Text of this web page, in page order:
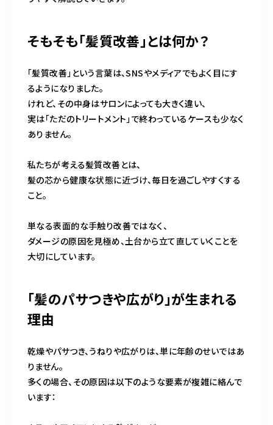
そもそも「髪質改善」とは何か？
「髪質改善」という言葉は、SNSやメディアでもよく目にす
るようになりました。
けれど、その中身はサロンによっても大きく違い、
実は「ただのトリートメント」で終わっているケースも少なく
ありません。
私たちが考える髪質改善とは、
髪の芯から健康な状態に近づけ、毎日を過ごしやすくする
こと。
単なる表面的な手触り改善ではなく、
ダメージの原因を見極め、土台から立て直していくことを
大切にしています。
「髪のパサつきや広がり」が生まれる
理由
乾燥やパサつき、うねりや広がりは、単に年齢のせいではあ
りません。
多くの場合、その原因は以下のような要素が複雑に絡んで
います：